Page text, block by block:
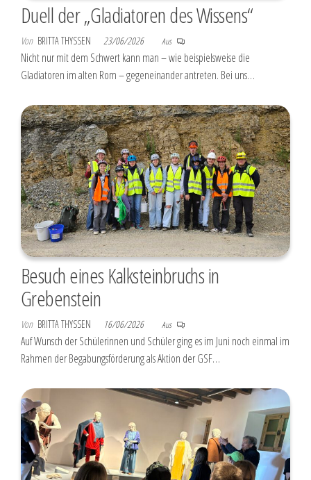
Duell der „Gladiatoren des Wissens“
Von BRITTA THYSSEN 23/06/2026 Aus
Nicht nur mit dem Schwert kann man – wie beispielsweise die
Gladiatoren im alten Rom – gegeneinander antreten. Bei uns…
Besuch eines Kalksteinbruchs in
Grebenstein
Von BRITTA THYSSEN 16/06/2026 Aus
Auf Wunsch der Schülerinnen und Schüler ging es im Juni noch einmal im
Rahmen der Begabungsförderung als Aktion der GSF…